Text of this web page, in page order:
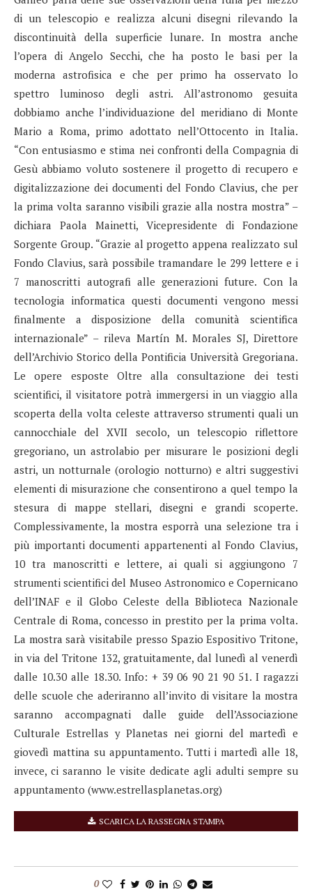
di un telescopio e realizza alcuni disegni rilevando la
discontinuità della superficie lunare. In mostra anche
l’opera di Angelo Secchi, che ha posto le basi per la
moderna astrofisica e che per primo ha osservato lo
spettro luminoso degli astri. All’astronomo gesuita
dobbiamo anche l’individuazione del meridiano di Monte
Mario a Roma, primo adottato nell’Ottocento in Italia.
“Con entusiasmo e stima nei confronti della Compagnia di
Gesù abbiamo voluto sostenere il progetto di recupero e
digitalizzazione dei documenti del Fondo Clavius, che per
la prima volta saranno visibili grazie alla nostra mostra” –
dichiara Paola Mainetti, Vicepresidente di Fondazione
Sorgente Group. “Grazie al progetto appena realizzato sul
Fondo Clavius, sarà possibile tramandare le 299 lettere e i
7 manoscritti autografi alle generazioni future. Con la
tecnologia informatica questi documenti vengono messi
finalmente a disposizione della comunità scientifica
internazionale” – rileva Martín M. Morales SJ, Direttore
dell’Archivio Storico della Pontificia Università Gregoriana.
Le opere esposte Oltre alla consultazione dei testi
scientifici, il visitatore potrà immergersi in un viaggio alla
scoperta della volta celeste attraverso strumenti quali un
cannocchiale del XVII secolo, un telescopio riflettore
gregoriano, un astrolabio per misurare le posizioni degli
astri, un notturnale (orologio notturno) e altri suggestivi
elementi di misurazione che consentirono a quel tempo la
stesura di mappe stellari, disegni e grandi scoperte.
Complessivamente, la mostra esporrà una selezione tra i
più importanti documenti appartenenti al Fondo Clavius,
10 tra manoscritti e lettere, ai quali si aggiungono 7
strumenti scientifici del Museo Astronomico e Copernicano
dell’INAF e il Globo Celeste della Biblioteca Nazionale
Centrale di Roma, concesso in prestito per la prima volta.
La mostra sarà visitabile presso Spazio Espositivo Tritone,
in via del Tritone 132, gratuitamente, dal lunedì al venerdì
dalle 10.30 alle 18.30. Info: + 39 06 90 21 90 51. I ragazzi
delle scuole che aderiranno all’invito di visitare la mostra
saranno accompagnati dalle guide dell’Associazione
Culturale Estrellas y Planetas nei giorni del martedì e
giovedì mattina su appuntamento. Tutti i martedì alle 18,
invece, ci saranno le visite dedicate agli adulti sempre su
appuntamento (www.estrellasplanetas.org)
SCARICA LA RASSEGNA STAMPA
0